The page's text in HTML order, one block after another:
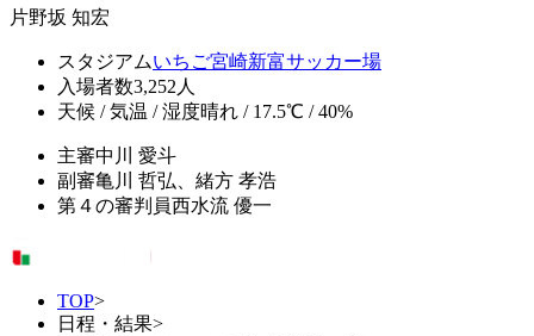
片野坂 知宏
スタジアムいちご宮崎新富サッカー場
入場者数3,252人
天候 / 気温 / 湿度晴れ / 17.5℃ / 40%
主審中川 愛斗
副審亀川 哲弘、緒方 孝浩
第４の審判員西水流 優一
TOP>
日程・結果>